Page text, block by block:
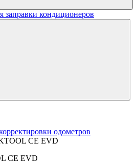
заправки кондиционеров
одометров
CE EVD
CE EVD